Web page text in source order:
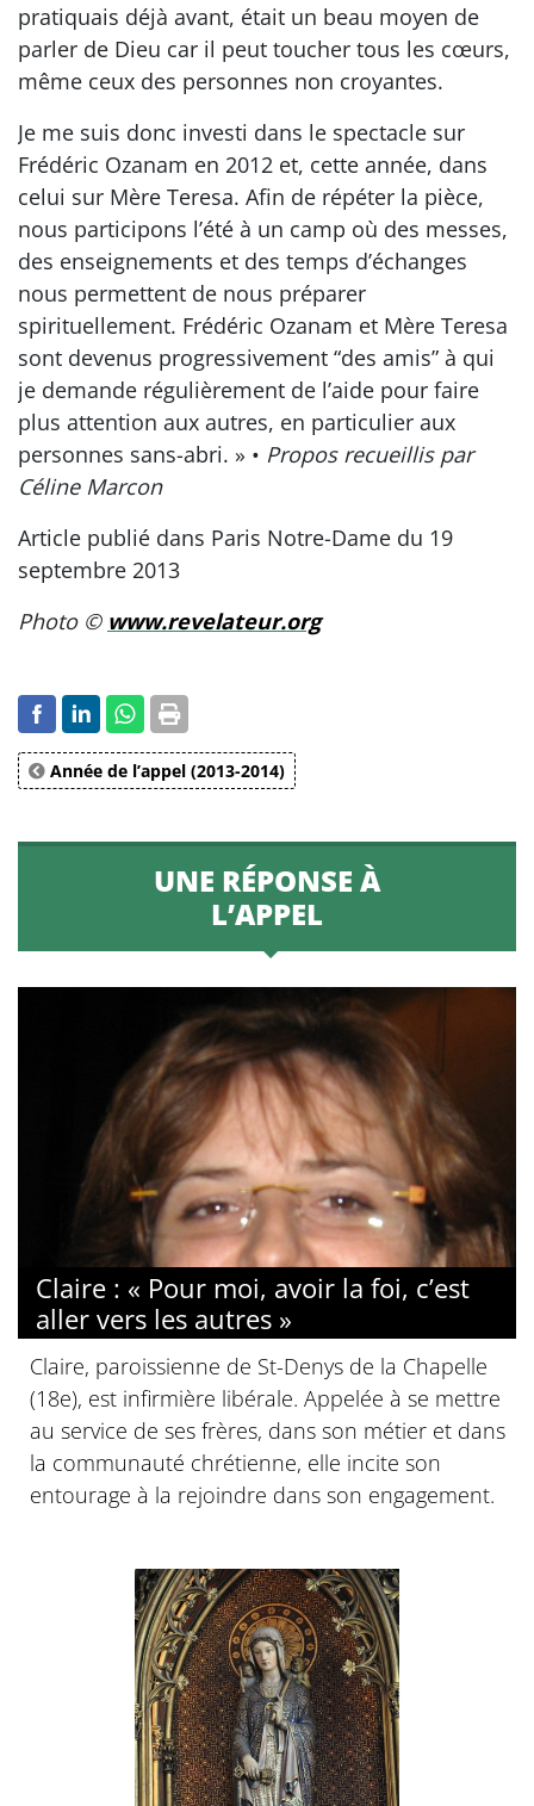
pratiquais déjà avant, était un beau moyen de
parler de Dieu car il peut toucher tous les cœurs,
même ceux des personnes non croyantes.
Je me suis donc investi dans le spectacle sur
Frédéric Ozanam en 2012 et, cette année, dans
celui sur Mère Teresa. Afin de répéter la pièce,
nous participons l’été à un camp où des messes,
des enseignements et des temps d’échanges
nous permettent de nous préparer
spirituellement. Frédéric Ozanam et Mère Teresa
sont devenus progressivement “des amis” à qui
je demande régulièrement de l’aide pour faire
plus attention aux autres, en particulier aux
personnes sans-abri. » • Propos recueillis par
Céline Marcon
Article publié dans Paris Notre-Dame du 19
septembre 2013
Photo © www.revelateur.org
Année de l’appel (2013-2014)
UNE RÉPONSE À
L’APPEL
Claire : « Pour moi, avoir la foi, c’est
aller vers les autres »
Claire, paroissienne de St-Denys de la Chapelle
(18e), est infirmière libérale. Appelée à se mettre
au service de ses frères, dans son métier et dans
la communauté chrétienne, elle incite son
entourage à la rejoindre dans son engagement.